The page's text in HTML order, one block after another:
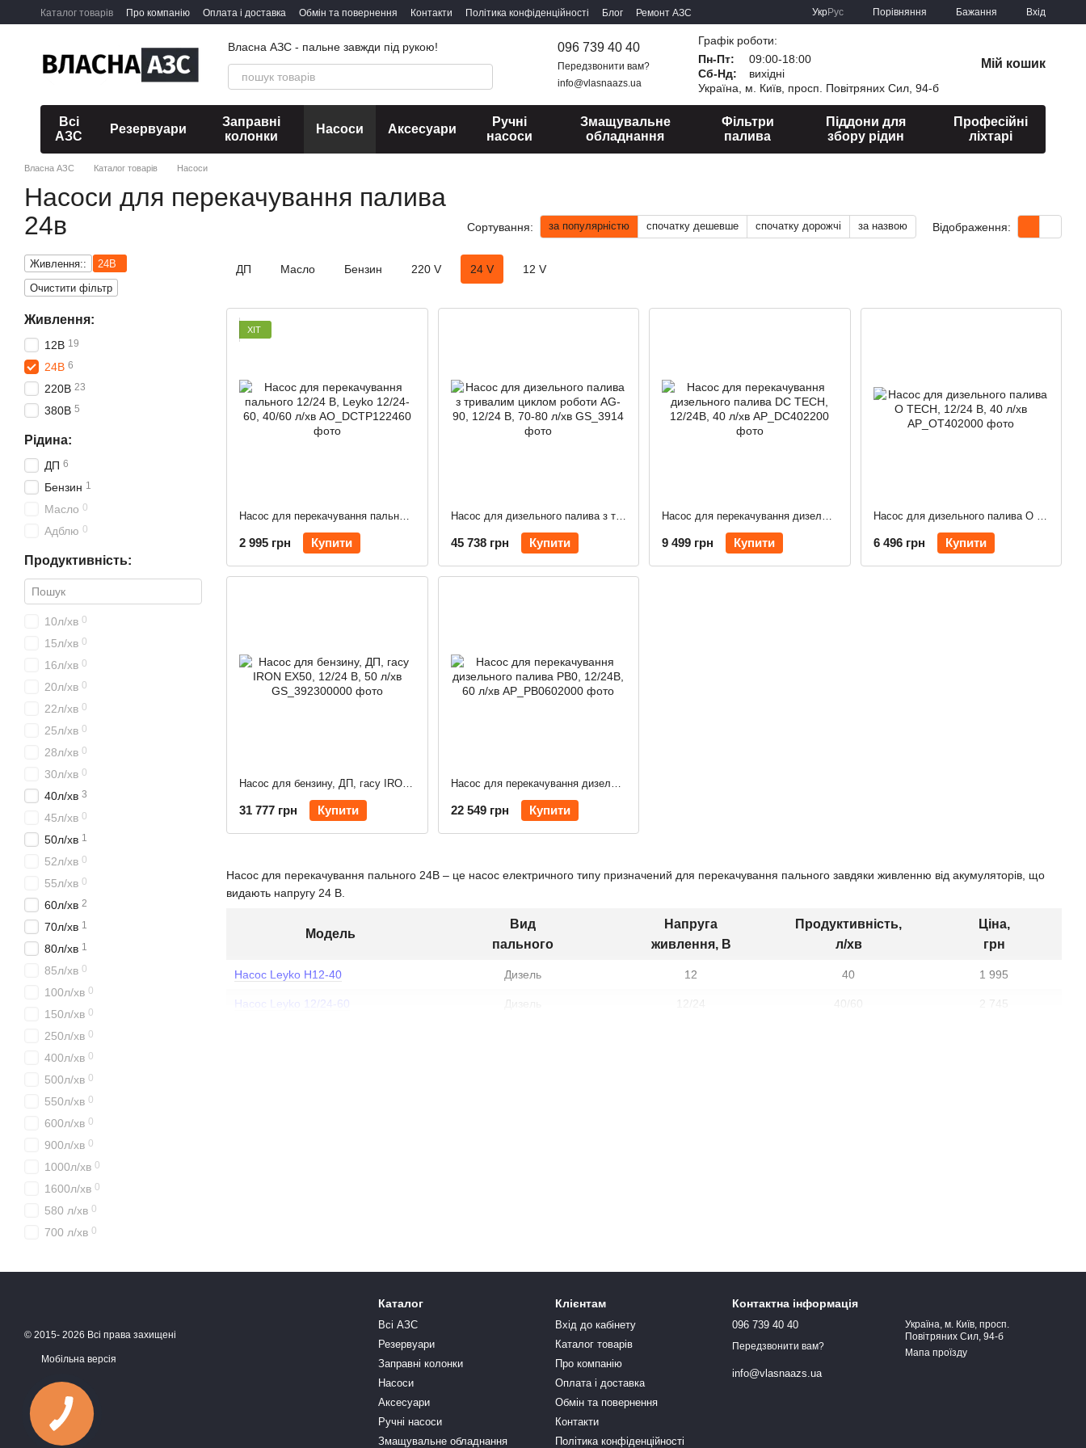
Перейти до основного контенту
Каталог товарів Про компанію Оплата і доставка Обмін та повернення Контакти Політика конфіденційності Блог Ремонт АЗС УкрРус Порівняння Бажання Вхід
Власна АЗС - пальне завжди під рукою! 096 739 40 40
Передзвонити вам?
info@vlasnaazs.ua
Графік роботи:
Пн-Пт:
09:00-18:00
Сб-Нд:
вихідні
Україна, м. Київ, просп. Повітряних Сил, 94-б
Мій кошик
Всі
АЗС
Резервуари
Заправні
колонки
Насоси Аксесуари
Ручні
насоси
Змащувальне
обладнання
Фільтри
палива
Піддони для
збору рідин
Професійні
ліхтарі
Власна АЗС Каталог товарів Насоси
Насоси для перекачування палива
24в
Сортування: за популярністю спочатку дешевше спочатку дорожчі за назвою Відображення:
ДП Масло Бензин 220 V 24 V 12 V
Насос для перекачування пального 24В – це насос електричного типу призначений для перекачування пального завдяки живленню від акумуляторів, що
видають напругу 24 В.
Модель
Вид
пального
Напруга
живлення, В
Продуктивність,
л/хв
Ціна,
грн
Насос Leyko Н12-40 Дизель 12 40 1 995
Насос Leyko 12/24-60 Дизель 12/24 40/60 2 745
ХІТ
2 995 грн Купити
Насос для дизельного палива з тривалим циклом роботи AG-90, 12/24 В, 70-80 л/хв
45 738 грн Купити 9 499 грн Купити 6 496 грн Купити
Насос для бензину, ДП, гасу IRON EX50, 12/24 В, 50 л/хв
31 777 грн Купити
Насос для перекачування дизельного палива PB0, 12/24В, 60 л/хв
22 549 грн Купити
Живлення::
24В
Очистити фільтр
Живлення:
12В 19
24В 6
220В 23
380В 5
Рідина:
ДП 6
Бензин 1
Масло 0
Адблю 0
Продуктивність:
10л/хв 0
15л/хв 0
16л/хв 0
20л/хв 0
22л/хв 0
25л/хв 0
28л/хв 0
30л/хв 0
40л/хв 3
45л/хв 0
50л/хв 1
52л/хв 0
55л/хв 0
60л/хв 2
70л/хв 1
80л/хв 1
85л/хв 0
100л/хв 0
150л/хв 0
250л/хв 0
400л/хв 0
500л/хв 0
550л/хв 0
600л/хв 0
900л/хв 0
1000л/хв 0
1600л/хв 0
580 л/хв 0
700 л/хв 0
© 2015- 2026 Всі права захищені
Мобільна версія
Каталог
Всі АЗС
Резервуари
Заправні колонки
Насоси
Аксесуари
Ручні насоси
Змащувальне обладнання
Клієнтам
Вхід до кабінету
Каталог товарів
Про компанію
Оплата і доставка
Обмін та повернення
Контакти
Політика конфіденційності
Контактна інформація
096 739 40 40
Передзвонити вам?
info@vlasnaazs.ua
Україна, м. Київ, просп.
Повітряних Сил, 94-б
Мапа проїзду